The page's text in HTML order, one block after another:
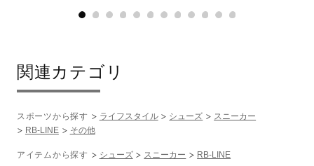
関連カテゴリ
スポーツから探す ライフスタイル シューズ
スニーカー
RB-LINE
その他
アイテムから探す シューズ スニーカー RB-LINE